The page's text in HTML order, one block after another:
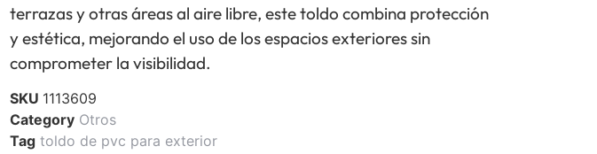
terrazas y otras áreas al aire libre, este toldo combina protección
y estética, mejorando el uso de los espacios exteriores sin
comprometer la visibilidad.
SKU 1113609
Category Otros
Tag toldo de pvc para exterior